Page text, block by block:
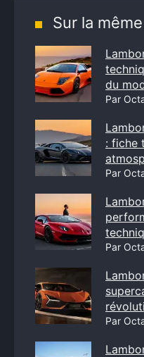
Sur la
du
Par
: fiche
Par
Par
Par